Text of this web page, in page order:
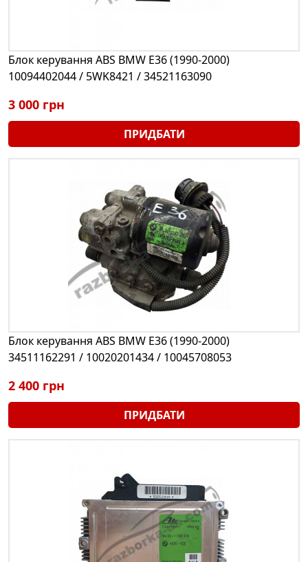
Блок керування ABS BMW E36 (1990-2000)
10094402044 / 5WK8421 / 34521163090
3 000 грн
ПРИДБАТИ
Блок керування ABS BMW E36 (1990-2000)
34511162291 / 10020201434 / 10045708053
2 400 грн
ПРИДБАТИ